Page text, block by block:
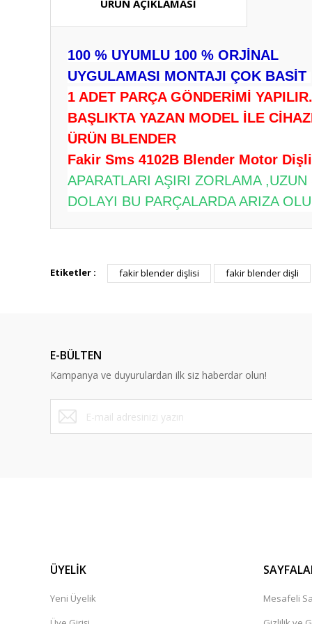
ÜRÜN AÇIKLAMASI
100 % UYUMLU 100 % ORJİNAL
UYGULAMASI MONTAJI ÇOK BASİT
1 ADET PARÇA GÖNDERİMİ YAPILIR.
BAŞLIKTA YAZAN MODEL İLE
ÜRÜN BLENDER
Fakir Sms 4102B Blender Motor
APARATLARI AŞIRI ZORLAMA
DOLAYI BU PARÇALARDA ARIZA
Görüş ve önerileriniz için teşekkür ederiz.
Ürün fiyatı diğer sitelerden daha pahalı.
Bu ürüne benzer farklı alternatifler olmalı.
Etiketler : fakir blender dişlisi fakir blender dişli
E-BÜLTEN
Kampanya ve duyurulardan ilk siz haberdar olun!
ÜYELİK
Yeni Üyelik
Mesafeli